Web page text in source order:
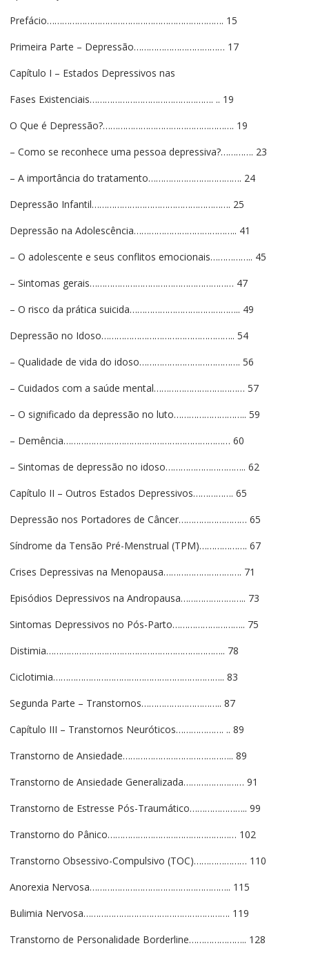
Prefácio……………………………………………………………. 15
Primeira Parte – Depressão……………………………… 17
Capítulo I – Estados Depressivos nas
Fases Existenciais…………………………………………. .. 19
O Que é Depressão?……………………………………………. 19
– Como se reconhece uma pessoa depressiva?…………. 23
– A importância do tratamento………………………………. 24
Depressão Infantil………………………………………………. 25
Depressão na Adolescência………………………………….. 41
– O adolescente e seus conflitos emocionais…………….. 45
– Sintomas gerais………………………………………………… 47
– O risco da prática suicida…………………………………….. 49
Depressão no Idoso…………………………………………….. 54
– Qualidade de vida do idoso…………………………………. 56
– Cuidados com a saúde mental……………………………… 57
– O significado da depressão no luto……………………….. 59
– Demência………………………………………………………… 60
– Sintomas de depressão no idoso………………………….. 62
Capítulo II – Outros Estados Depressivos……………. 65
Depressão nos Portadores de Câncer……………………… 65
Síndrome da Tensão Pré-Menstrual (TPM)………………. 67
Crises Depressivas na Menopausa…………………………. 71
Episódios Depressivos na Andropausa…………………….. 73
Sintomas Depressivos no Pós-Parto……………………….. 75
Distimia…………………………………………………………….. 78
Ciclotimia………………………………………………………….. 83
Segunda Parte – Transtornos………………………….. 87
Capítulo III – Transtornos Neuróticos………………. .. 89
Transtorno de Ansiedade…………………………………….. 89
Transtorno de Ansiedade Generalizada…………………… 91
Transtorno de Estresse Pós-Traumático………………….. 99
Transtorno do Pânico…………………………………………… 102
Transtorno Obsessivo-Compulsivo (TOC)………………… 110
Anorexia Nervosa……………………………………………….. 115
Bulimia Nervosa…………………………………………………. 119
Transtorno de Personalidade Borderline………………….. 128